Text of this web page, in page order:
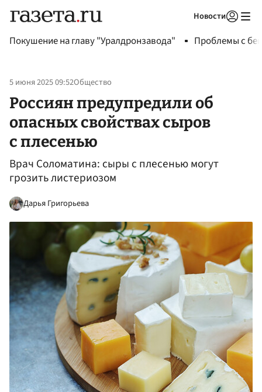
Новости
Покушение на главу "Уралдронзавода" Проблемы с
5 июня 2025 09:52Общество
Россиян предупредили об
опасных свойствах сыров
с плесенью
Врач Соломатина: сыры с плесенью могут
грозить листериозом
Дарья Григорьева